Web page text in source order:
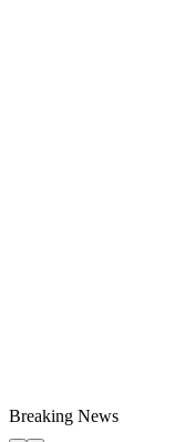
Breaking News